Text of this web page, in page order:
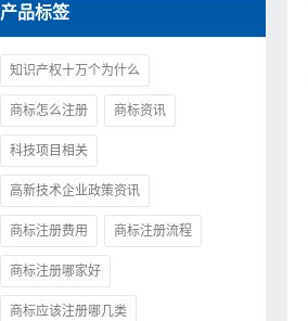
产品标签
知识产权十万个为什么
商标怎么注册 商标资讯
科技项目相关
高新技术企业政策资讯
商标注册费用 商标注册流程
商标注册哪家好
商标应该注册哪几类